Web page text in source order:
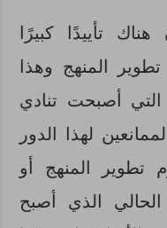
تأييدًا كبيرًا
المنهج وهذا
التي أصبحت تنادي
لهذا الدور
تطوير المنهج أو
الحالي الذي أصبح